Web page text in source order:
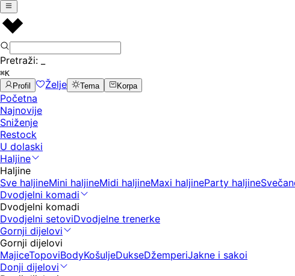
Pretraži:
⌘K
Profil
Želje Tema Korpa
Početna
Najnovije
Sniženje
Restock
U dolaski
Haljine
Haljine
Sve haljineMini haljineMidi haljineMaxi haljineParty haljine
Dvodjelni komadi
Dvodjelni komadi
Dvodjelni setoviDvodjelne trenerke
Gornji dijelovi
Gornji dijelovi
MajiceTopoviBodyKošuljeDukseDžemperiJakne i sakoi
Donji dijelovi